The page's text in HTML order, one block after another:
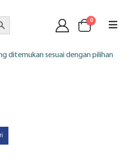
Button
0
ditemukan sesuai dengan pilihan